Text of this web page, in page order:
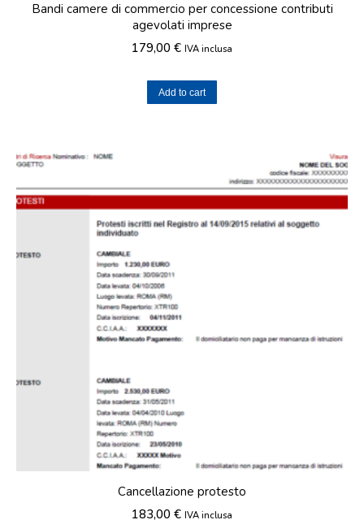
Bandi camere di commercio per concessione contributi
agevolati imprese
179,00 € IVA inclusa
Add to cart
Cancellazione protesto
183,00 € IVA inclusa